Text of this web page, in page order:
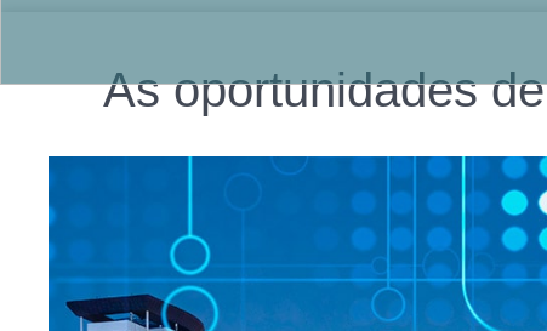
As oportunidades